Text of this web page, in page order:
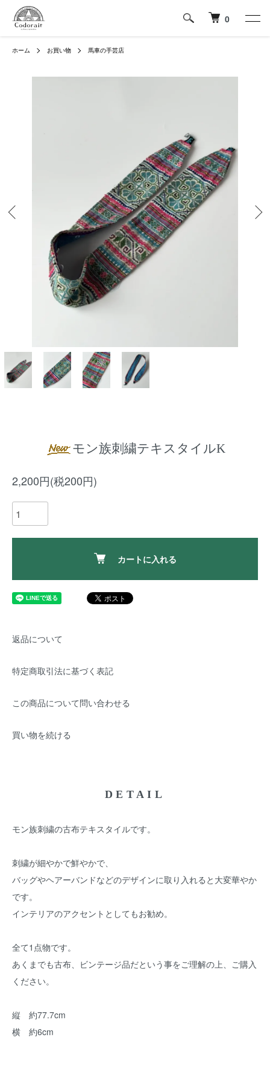
0
ホーム お買い物 馬車の手芸店
モン族刺繍テキスタイルK
2,200円(税200円)
カートに入れる
返品について
特定商取引法に基づく表記
この商品について問い合わせる
買い物を続ける
DETAIL
モン族刺繍の古布テキスタイルです。
刺繍が細やかで鮮やかで、
バッグやヘアーバンドなどのデザインに取り入れると大変華やか
です。
インテリアのアクセントとしてもお勧め。
全て1点物です。
あくまでも古布、ビンテージ品だという事をご理解の上、ご購入
ください。
縦 約77.7cm
横 約6cm